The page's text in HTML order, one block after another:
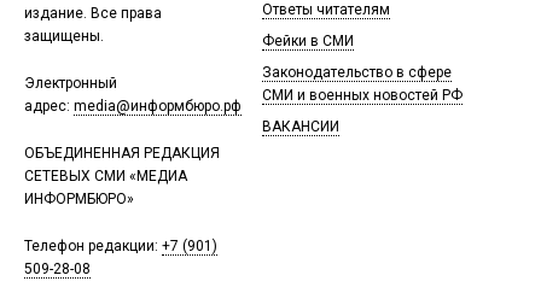
издание. Все права
защищены.
Электронный
адрес: media@информбюро.рф
ОБЪЕДИНЕННАЯ РЕДАКЦИЯ
СЕТЕВЫХ СМИ «МЕДИА
ИНФОРМБЮРО»
Телефон редакции: +7 (901)
509-28-08
Ответы читателям
Фейки в СМИ
Законодательство в сфере
СМИ и военных новостей РФ
ВАКАНСИИ